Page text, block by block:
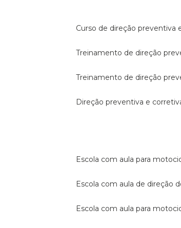
curso de direção preventiva
treinamento de direção
treinamento de direção
direção preventiva e
escola com aula para
escola com aula de direção
escola com aula para